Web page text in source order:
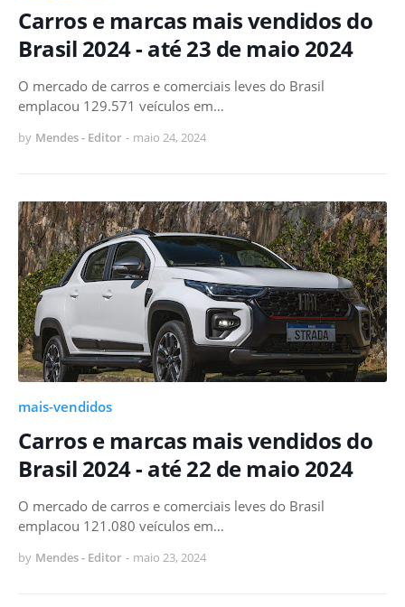
Carros e marcas mais vendidos do
Brasil 2024 - até 23 de maio 2024
O mercado de carros e comerciais leves do Brasil
emplacou 129.571 veículos em…
by Mendes - Editor - maio 24, 2024
mais-vendidos
Carros e marcas mais vendidos do
Brasil 2024 - até 22 de maio 2024
O mercado de carros e comerciais leves do Brasil
emplacou 121.080 veículos em…
by Mendes - Editor - maio 23, 2024